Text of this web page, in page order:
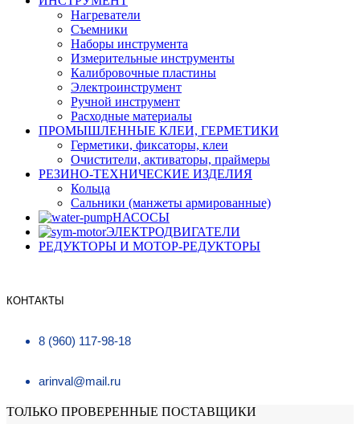
Нагреватели
Съемники
Наборы инструмента
Измерительные инструменты
Калибровочные пластины
Электроинструмент
Ручной инструмент
Расходные материалы
ПРОМЫШЛЕННЫЕ КЛЕИ, ГЕРМЕТИКИ
Герметики, фиксаторы, клеи
Очистители, активаторы, праймеры
РЕЗИНО-ТЕХНИЧЕСКИЕ ИЗДЕЛИЯ
Кольца
Сальники (манжеты армированные)
НАСОСЫ
ЭЛЕКТРОДВИГАТЕЛИ
РЕДУКТОРЫ И МОТОР-РЕДУКТОРЫ
КОНТАКТЫ
8 (960) 117-98-18
arinval@mail.ru
ТОЛЬКО ПРОВЕРЕННЫЕ ПОСТАВЩИКИ